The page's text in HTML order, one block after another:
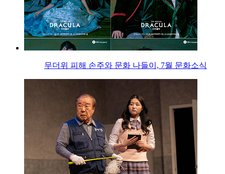
무더위 피해 손주와 문화 나들이, 7월 문화소식